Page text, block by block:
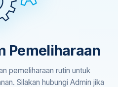
Pemeliharaan
pemeliharaan rutin untuk
Silakan hubungi Admin jika